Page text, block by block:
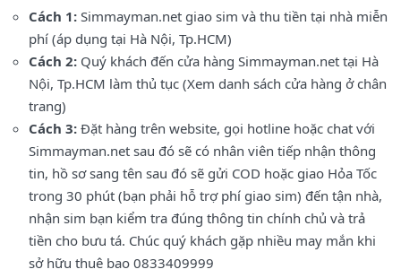
Cách 1: Simmayman.net giao sim và thu tiền tại nhà miễn
phí (áp dụng tại Hà Nội, Tp.HCM)
Cách 2: Quý khách đến cửa hàng Simmayman.net tại Hà
Nội, Tp.HCM làm thủ tục (Xem danh sách cửa hàng ở chân
trang)
Cách 3: Đặt hàng trên website, gọi hotline hoặc chat với
Simmayman.net sau đó sẽ có nhân viên tiếp nhận thông
tin, hồ sơ sang tên sau đó sẽ gửi COD hoặc giao Hỏa Tốc
trong 30 phút (bạn phải hỗ trợ phí giao sim) đến tận nhà,
nhận sim bạn kiểm tra đúng thông tin chính chủ và trả
tiền cho bưu tá. Chúc quý khách gặp nhiều may mắn khi
sở hữu thuê bao 0833409999